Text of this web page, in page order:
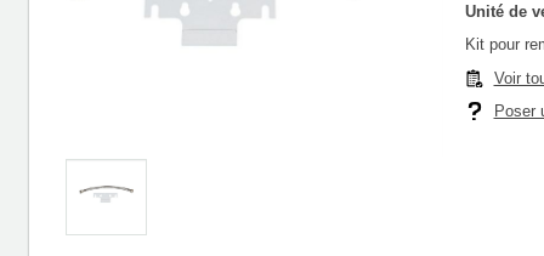
Unité de
Kit pour
Voir
Poser